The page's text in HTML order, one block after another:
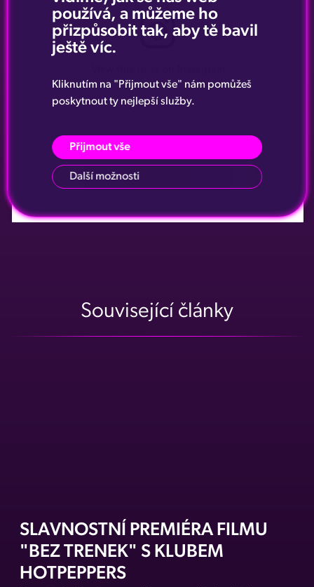
Související články
SLAVNOSTNÍ PREMIÉRA FILMU
"BEZ TRENEK" S KLUBEM
HOTPEPPERS
používá, a můžeme ho
přizpůsobit tak, aby tě bavil
ještě víc.
Kliknutím na "Přijmout vše" nám pomůžeš
poskytnout ty nejlepší služby.
Přijmout vše
Další možnosti